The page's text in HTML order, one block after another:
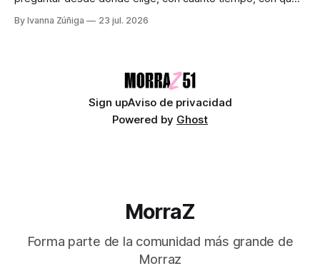
Audiocolumna0:00/580.5121× "Free as a Bird" - The
By Ivanna Zúñiga 23 jul. 2026
Sign upAviso de privacidad
Powered by Ghost
MorraZ
Forma parte de la comunidad más grande de
Morraz